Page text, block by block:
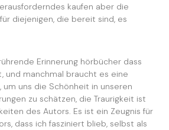
kaufen aber die
diejenigen, die bereit sind, es
Erinnerung hörbücher dass
und manchmal braucht es eine
uns die Schönheit in unseren
zu schätzen, die Traurigkeit ist
des Autors. Es ist ein Zeugnis für
dass ich fasziniert blieb, selbst als